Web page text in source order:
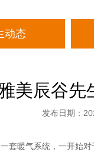
动态
美辰谷先
发布日期：
暖气系统，一开始